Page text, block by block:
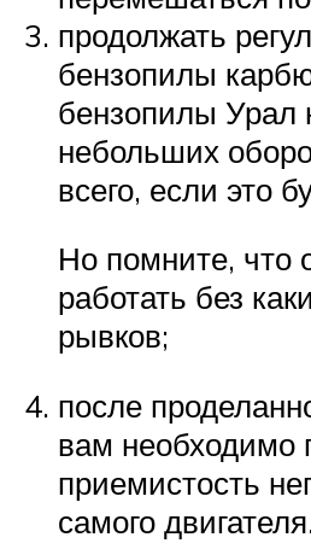
продолжать
бензопилы
бензопилы Урал
небольших
всего, если это
Но помните, что
работать без
рывков;
после
вам необходимо
приемистость
самого